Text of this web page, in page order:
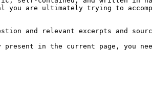
you are ultimately trying to
and relevant excerpts and
present in the current page,